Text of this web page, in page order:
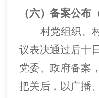
（六）备案公布
村党组织、
议表决通过后十
党委、政府备案
把关后，以广播